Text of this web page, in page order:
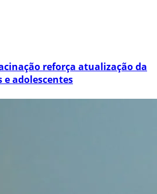
reforça atualização da
e adolescentes